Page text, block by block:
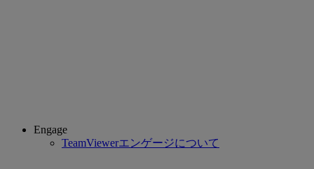
Engage
TeamViewerエンゲージについて